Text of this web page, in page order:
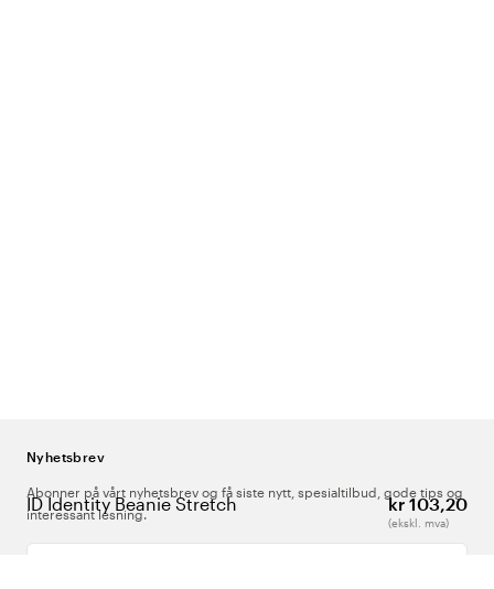
ID Identity Beanie Stretch kr 103,20
(ekskl. mva)
Nyhetsbrev
Abonner på vårt nyhetsbrev og få siste nytt, spesialtilbud, gode tips og
interessant lesning.
Skriv inn din e-postadresse